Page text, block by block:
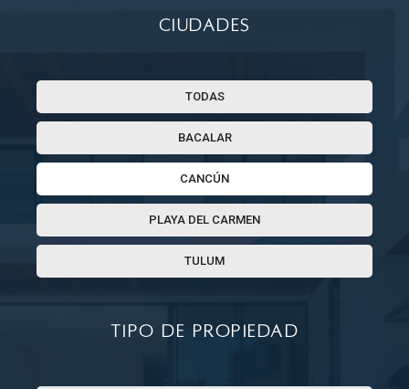
Ciudades
TODAS
BACALAR
CANCÚN
PLAYA DEL CARMEN
TULUM
Tipo de propiedad